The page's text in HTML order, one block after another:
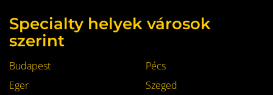
Specialty helyek városok
szerint
Budapest
Pécs
Eger
Szeged